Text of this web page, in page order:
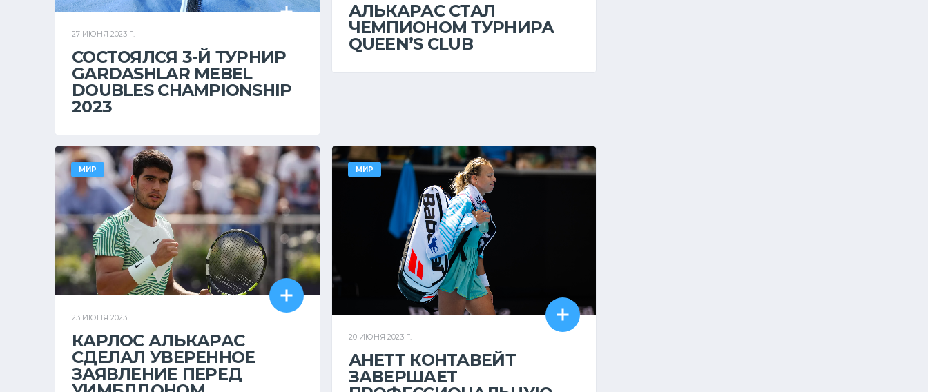
27 ИЮНЯ 2023 Г.
СОСТОЯЛСЯ 3-Й ТУРНИР
GARDASHLAR MEBEL
DOUBLES CHAMPIONSHIP
2023
АЛЬКАРАС СТАЛ
ЧЕМПИОНОМ ТУРНИРА
QUEEN’S CLUB
МИР
23 ИЮНЯ 2023 Г.
КАРЛОС АЛЬКАРАС
СДЕЛАЛ УВЕРЕННОЕ
ЗАЯВЛЕНИЕ ПЕРЕД
МИР
20 ИЮНЯ 2023 Г.
АНЕТТ КОНТАВЕЙТ
ЗАВЕРШАЕТ